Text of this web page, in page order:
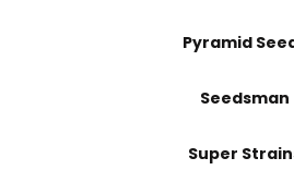
Pyramid
Seedsman
Super